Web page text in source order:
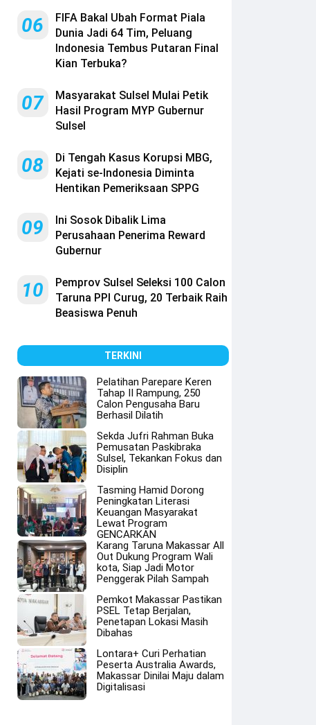
06
FIFA Bakal Ubah Format Piala
Dunia Jadi 64 Tim, Peluang
Indonesia Tembus Putaran Final
Kian Terbuka?
07
Masyarakat Sulsel Mulai Petik
Hasil Program MYP Gubernur
Sulsel
08
Di Tengah Kasus Korupsi MBG,
Kejati se-Indonesia Diminta
Hentikan Pemeriksaan SPPG
09
Ini Sosok Dibalik Lima
Perusahaan Penerima Reward
Gubernur
10
Pemprov Sulsel Seleksi 100 Calon
Taruna PPI Curug, 20 Terbaik Raih
Beasiswa Penuh
TERKINI
Pelatihan Parepare Keren
Tahap II Rampung, 250
Calon Pengusaha Baru
Berhasil Dilatih
Sekda Jufri Rahman Buka
Pemusatan Paskibraka
Sulsel, Tekankan Fokus dan
Disiplin
Tasming Hamid Dorong
Peningkatan Literasi
Keuangan Masyarakat
Lewat Program
GENCARKAN
Karang Taruna Makassar All
Out Dukung Program Wali
kota, Siap Jadi Motor
Penggerak Pilah Sampah
Pemkot Makassar Pastikan
PSEL Tetap Berjalan,
Penetapan Lokasi Masih
Dibahas
Lontara+ Curi Perhatian
Peserta Australia Awards,
Makassar Dinilai Maju dalam
Digitalisasi